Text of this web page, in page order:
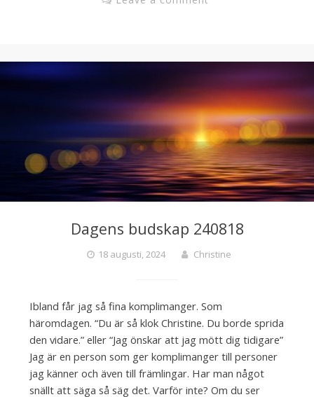
Dagens budskap 240818
18 augusti, 2024 Christine
Ibland får jag så fina komplimanger. Som
häromdagen. “Du är så klok Christine. Du borde sprida
den vidare.” eller “Jag önskar att jag mött dig tidigare”
Jag är en person som ger komplimanger till personer
jag känner och även till främlingar. Har man något
snällt att säga så säg det. Varför inte? Om du ser